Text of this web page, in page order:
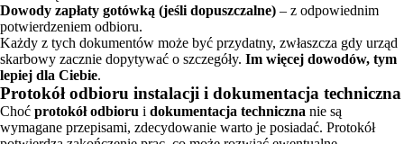
Dowody zapłaty gotówką (jeśli dopuszczalne) – z odpowiednim
potwierdzeniem odbioru.
Każdy z tych dokumentów może być przydatny, zwłaszcza gdy urząd
skarbowy zacznie dopytywać o szczegóły. Im więcej dowodów, tym
lepiej dla Ciebie.
Protokół odbioru instalacji i dokumentacja techniczna
Choć protokół odbioru i dokumentacja techniczna nie są
wymagane przepisami, zdecydowanie warto je posiadać. Protokół